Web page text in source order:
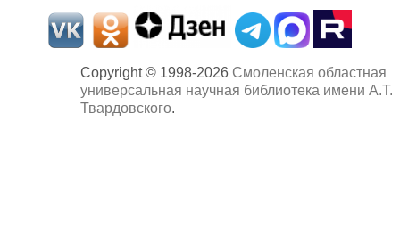
Copyright © 1998-2026 Смоленская областная
универсальная научная библиотека имени А.Т.
Твардовского.